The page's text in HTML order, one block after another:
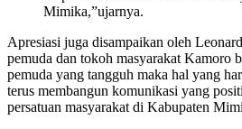
Mimika,”ujarnya.
Apresiasi juga disampaikan oleh
pemuda dan tokoh masyarakat Kamoro
pemuda yang tangguh maka hal yang
terus membangun komunikasi yang
persatuan masyarakat di Kabupaten